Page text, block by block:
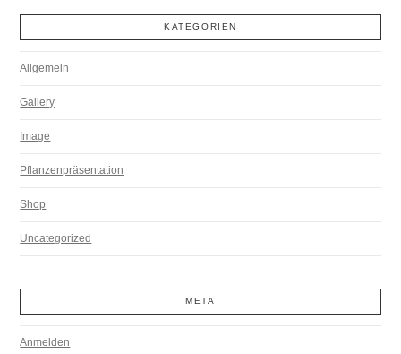
KATEGORIEN
Allgemein
Gallery
Image
Pflanzenpräsentation
Shop
Uncategorized
META
Anmelden